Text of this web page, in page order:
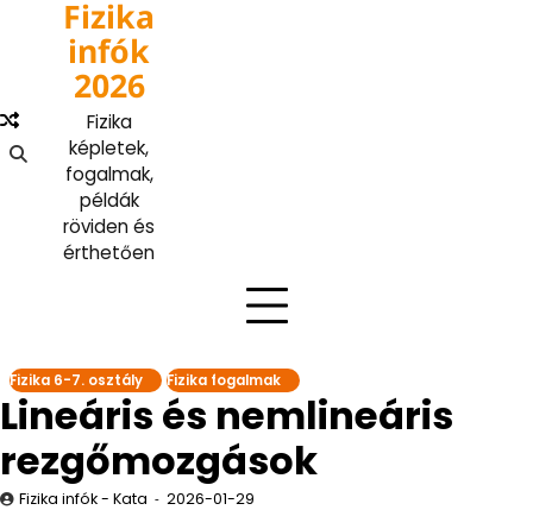
content
Fizika
infók
2026
Fizika
képletek,
fogalmak,
példák
röviden és
érthetően
Fizika 6-7. osztály Fizika fogalmak
Lineáris és nemlineáris
rezgőmozgások
Fizika infók - Kata 2026-01-29